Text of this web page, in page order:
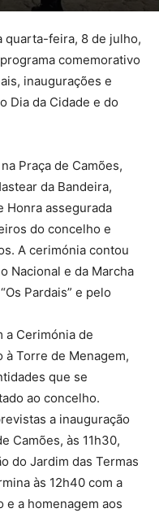
quarta-feira, 8 de julho,
comemorativo
inaugurações e
Dia da Cidade e do
Praça de Camões,
da Bandeira,
Honra assegurada
do concelho e
A cerimónia contou
Nacional e da Marcha
Pardais” e pelo
a Cerimónia de
Torre de Menagem,
que se
ao concelho.
a inauguração
Camões, às 11h30,
do Jardim das Termas
às 12h40 com a
a homenagem aos